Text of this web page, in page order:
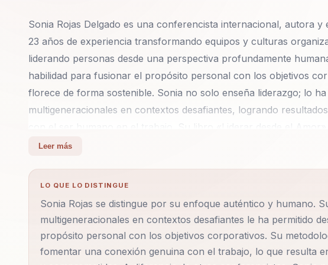
Sonia Rojas Delgado es una conferencista internacional, autora
23 años de experiencia transformando equipos y culturas
liderando personas desde una perspectiva profundamente
habilidad para fusionar el propósito personal con los objetivos
florece de forma sostenible. Sonia no solo enseña liderazgo; lo
multigeneracionales en contextos desafiantes, logrando
liderazgo más consciente, coherente y transformador. Hoy, es
su calidez y su claridad la convierten en una speaker que deja
Sonia ha trabajado con empresas de todos los tamaños, desde
multinacionales, siempre enfocada en desarrollar líderes que
moderno. Su metodología se centra en el autoconocimiento y la
Leer más
LO QUE LO DISTINGUE
Sonia Rojas se distingue por su enfoque auténtico y humano.
multigeneracionales en contextos desafiantes le ha permitido
propósito personal con los objetivos corporativos. Su
fomentar una conexión genuina con el trabajo, lo que resulta